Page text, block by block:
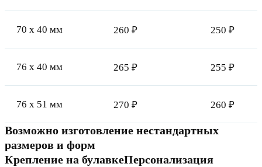
70 x 40 мм 260 ₽ 250 ₽
76 x 40 мм 265 ₽ 255 ₽
76 x 51 мм 270 ₽ 260 ₽
Возможно изготовление нестандартных
размеров и форм
Крепление на булавкеПерсонализация